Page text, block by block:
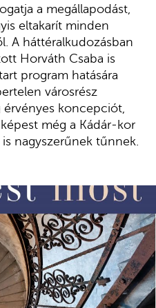
a megállapodást,
eltakarít minden
A háttéralkudozásban
Horváth Csaba is
program hatására
városrész
koncepciót,
még a Kádár-kor
nagyszerűnek tűnnek.